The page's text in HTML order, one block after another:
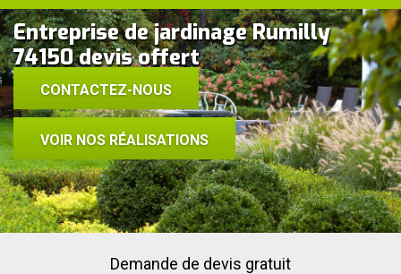
Entreprise de jardinage Rumilly
74150 devis offert
CONTACTEZ-NOUS
VOIR NOS RÉALISATIONS
Demande de devis gratuit